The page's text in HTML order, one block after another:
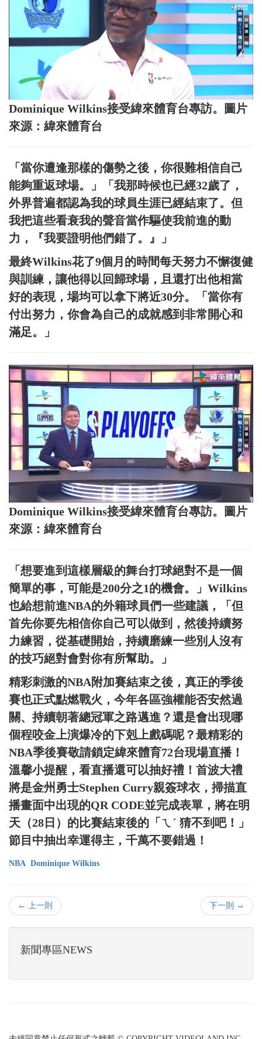
Dominique Wilkins接受緯來體育台專訪。圖片
來源：緯來體育台
「當你遭逢那樣的傷勢之後，你很難相信自己
能夠重返球場。」「我那時候也已經32歲了，
外界普遍都認為我的球員生涯已經結束了。但
我把這些看衰我的聲音當作驅使我前進的動
力，『我要證明他們錯了。』」
最終Wilkins花了9個月的時間每天努力不懈復健
與訓練，讓他得以回歸球場，且還打出他相當
好的表現，場均可以拿下將近30分。「當你有
付出努力，你會為自己的成就感到非常開心和
滿足。」
Dominique Wilkins接受緯來體育台專訪。圖片
來源：緯來體育台
「想要進到這樣層級的舞台打球絕對不是一個
簡單的事，可能是200分之1的機會。」Wilkins
也給想前進NBA的外籍球員們一些建議，「但
首先你要先相信你自己可以做到，然後持續努
力練習，從基礎開始，持續磨練一些別人沒有
的技巧絕對會對你有所幫助。」
精彩刺激的NBA附加賽結束之後，真正的季後
賽也正式點燃戰火，今年各區強權能否安然過
關、持續朝著總冠軍之路邁進？還是會出現哪
個程咬金上演爆冷的下剋上戲碼呢？最精彩的
NBA季後賽敬請鎖定緯來體育72台現場直播！
溫馨小提醒，看直播還可以抽好禮！首波大禮
將是金州勇士Stephen Curry親簽球衣，掃描直
播畫面中出現的QR CODE並完成表單，將在明
天（28日）的比賽結束後的「ㄟˊ 猜不到吧！」
節目中抽出幸運得主，千萬不要錯過！
NBA Dominique Wilkins
← 上一則 下一則 →
新聞專區NEWS